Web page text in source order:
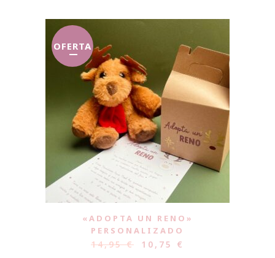
OFERTA
«ADOPTA UN RENO»
PERSONALIZADO
14,95€ 10,75 €